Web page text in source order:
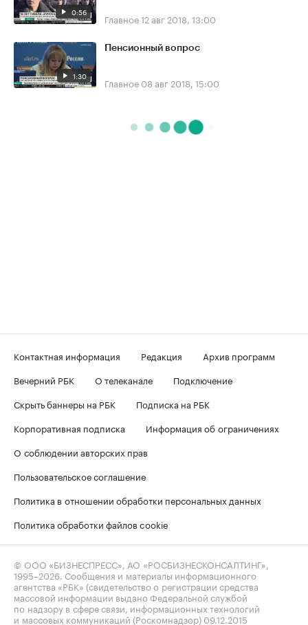
0:56 Главное12 авг 2018, 13:00
1:30
Пенсионный вопрос
Главное 08 авг 2018, 15:00
Контактная информация Редакция
Архив программ
Вечерний РБК
О телеканале
Подключение
Скрыть баннеры на РБК
Подписка на РБК
Корпоративная подписка
Информация об ограничениях
О соблюдении авторских прав
Пользовательское соглашение
Политика в отношении обработки персональных данных
Политика обработки файлов cookie
© ООО «БИЗНЕСПРЕСС», АО «РОСБИЗНЕСКОНСАЛТИНГ»,
1995–2026. Сообщения и материалы информационного
агентства «РБК» (свидетельство о регистрации средства
массовой информации выдано Федеральной службой
по надзору в сфере связи, информационных технологий
и массовых коммуникаций (Роскомнадзор) 09.12.2015